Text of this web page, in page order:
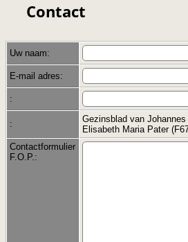
Contact
Uw naam:
E-mail adres:
:
:
Gezinsblad van
Elisabeth Maria Pater
Contactformulier
F.O.P.: